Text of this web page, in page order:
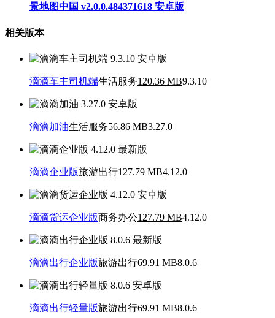
景地图中国 v2.0.0.484371618 安卓版
相关版本
滴滴车主司机端生活服务120.36 MB9.3.10
滴滴加油生活服务56.86 MB3.27.0
滴滴企业版旅游出行127.79 MB4.12.0
滴滴货运企业版商务办公127.79 MB4.12.0
滴滴出行企业版旅游出行69.91 MB8.0.6
滴滴出行轻量版旅游出行69.91 MB8.0.6